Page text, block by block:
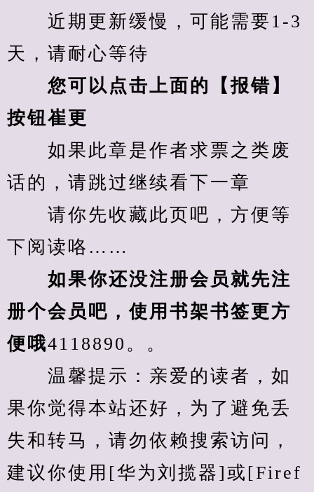
近期更新缓慢，可能需要1-3
天，请耐心等待
您可以点击上面的【报错】
按钮崔更
如果此章是作者求票之类废
话的，请跳过继续看下一章
请你先收藏此页吧，方便等
下阅读咯……
如果你还没注册会员就先注
册个会员吧，使用书架书签更方
便哦4118890。。
温馨提示：亲爱的读者，如
果你觉得本站还好，为了避免丢
失和转马，请勿依赖搜索访问，
建议你使用[华为刘揽器]或[Firef